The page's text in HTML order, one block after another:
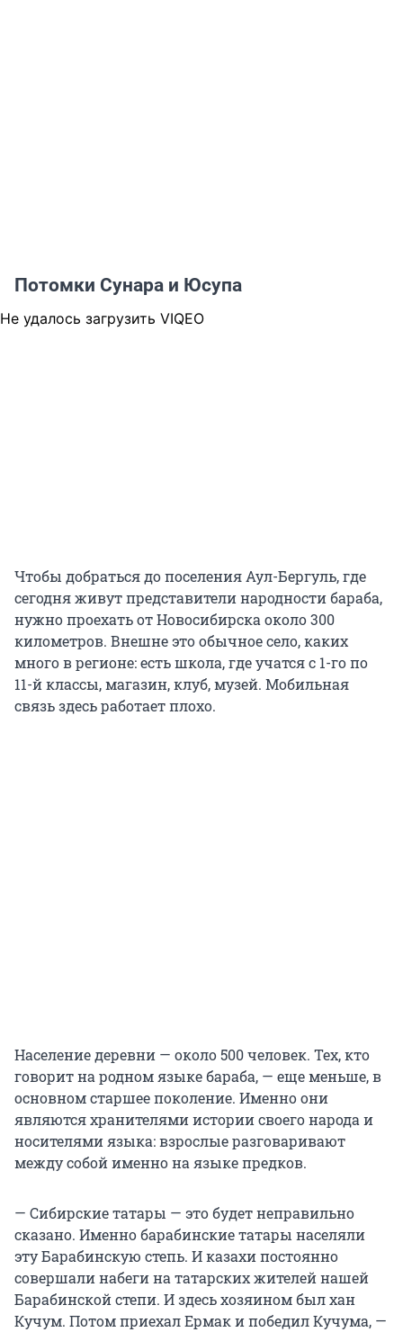
Потомки Сунара и Юсупа
Не удалось загрузить VIQEO
Чтобы добраться до поселения Аул-Бергуль, где
сегодня живут представители народности бараба,
нужно проехать от Новосибирска около 300
километров. Внешне это обычное село, каких
много в регионе: есть школа, где учатся с 1-го по
11-й классы, магазин, клуб, музей. Мобильная
связь здесь работает плохо.
Население деревни — около 500 человек. Тех, кто
говорит на родном языке бараба, — еще меньше, в
основном старшее поколение. Именно они
являются хранителями истории своего народа и
носителями языка: взрослые разговаривают
между собой именно на языке предков.
— Сибирские татары — это будет неправильно
сказано. Именно барабинские татары населяли
эту Барабинскую степь. И казахи постоянно
совершали набеги на татарских жителей нашей
Барабинской степи. И здесь хозяином был хан
Кучум. Потом приехал Ермак и победил Кучума, —